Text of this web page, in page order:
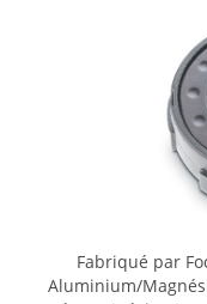
Fabriqué par
Aluminium/